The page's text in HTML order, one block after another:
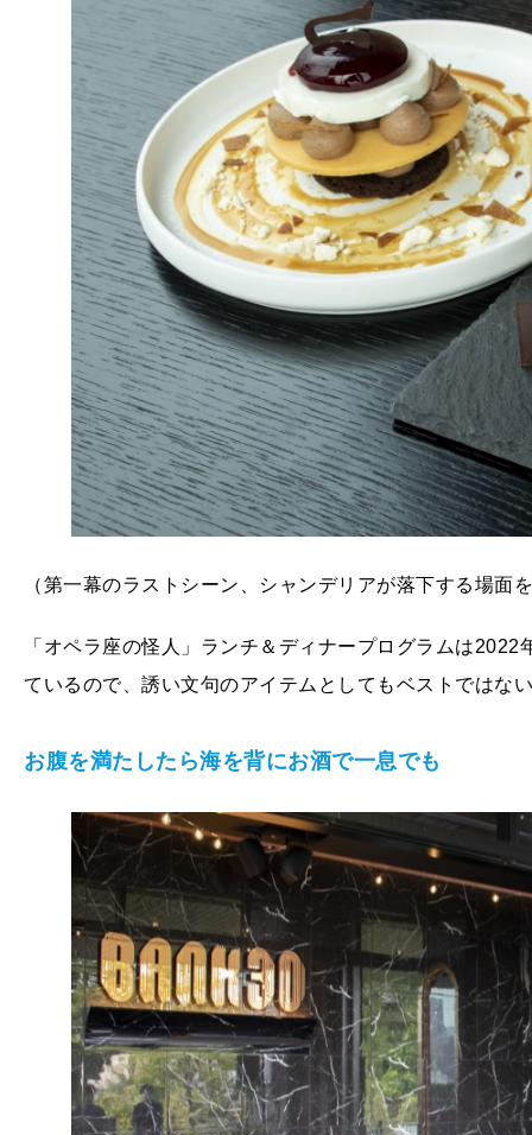
（第一幕のラストシーン、シャンデリアが落下する場面
「オペラ座の怪人」ランチ＆ディナープログラムは
ているので、誘い文句のアイテムとしてもベストではな
お腹を満たしたら海を背にお酒で一息でも